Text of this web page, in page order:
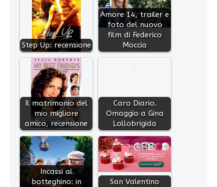
Step Up: recensione
Amore 14, trailer e
foto del nuovo
film di Federico
Moccia
Il matrimonio del
mio migliore
amico, recensione
Caro Diario.
Omaggio a Gina
Lollobrigida
Incassi al
botteghino: in
San Valentino